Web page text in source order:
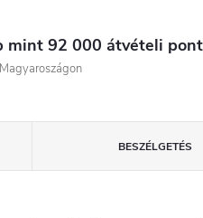
mint 92 000 átvételi pont
BESZÉLGETÉS